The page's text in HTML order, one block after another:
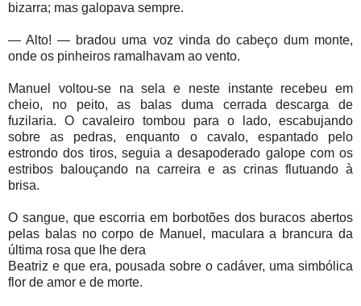
bizarra; mas galopava sempre.
— Alto! — bradou uma voz vinda do cabeço dum monte,
onde os pinheiros ramalhavam ao vento.
Manuel voltou-se na sela e neste instante recebeu em
cheio, no peito, as balas duma cerrada descarga de
fuzilaria. O cavaleiro tombou para o lado, escabujando
sobre as pedras, enquanto o cavalo, espantado pelo
estrondo dos tiros, seguia a desapoderado galope com os
estribos balouçando na carreira e as crinas flutuando à
brisa.
O sangue, que escorria em borbotões dos buracos abertos
pelas balas no corpo de Manuel, maculara a brancura da
última rosa que lhe dera
Beatriz e que era, pousada sobre o cadáver, uma simbólica
flor de amor e de morte.